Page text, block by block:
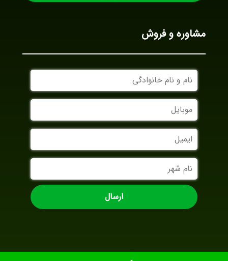
مشاوره و فروش
نام
و
نام
خانوادگی
موبایل
ایمیل
نام
شهر